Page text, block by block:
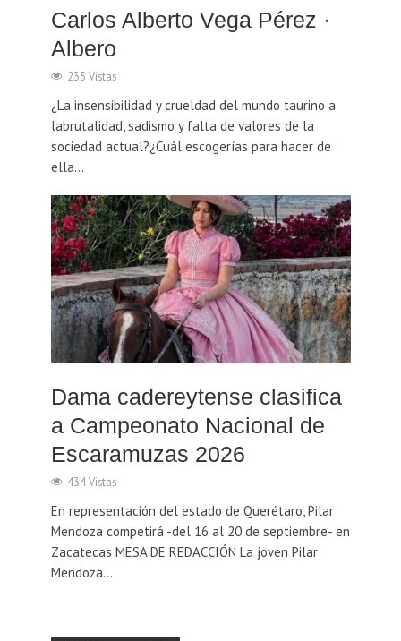
Carlos Alberto Vega Pérez ·
Albero
235 Vistas
¿La insensibilidad y crueldad del mundo taurino a
labrutalidad, sadismo y falta de valores de la
sociedad actual?¿Cuál escogerías para hacer de
ella...
Dama cadereytense clasifica
a Campeonato Nacional de
Escaramuzas 2026
434 Vistas
En representación del estado de Querétaro, Pilar
Mendoza competirá -del 16 al 20 de septiembre- en
Zacatecas MESA DE REDACCIÓN La joven Pilar
Mendoza...